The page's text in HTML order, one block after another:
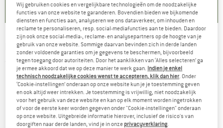
PICTURE -Dalaro Pants - Vrijetijdsbroek
(0)
Wij gebruiken cookies en vergelijkbare technologieën om de noodzakelijke
functies van onze website te garanderen. Bovendien bieden we bijkomende
diensten en functies aan, analyseren we ons dataverkeer, om inhouden en
reclame te personaliseren, resp. social-mediafuncties aan te bieden. Daardoor
zijn ook onze social-media-, reclame- en analysepartners op de hoogte van je
gebruik van onze website. Sommige daarvan bevinden zich in derde landen
zonder voldoende garanties om je gegevens te beschermen, bijvoorbeeld
tegen toegang door autoriteiten. Door het aanklikken van ‘Alles selecteren’ ga
je ermee akkoord dat we op deze manier te werk gaan. Indien je enkel
technisch noodzakelijke cookies wenst te accepteren, klik dan hier. Onder
‘Cookie-instellingen’ onderaan op onze website kun je je toestemming geven
en ook altijd weer intrekken. Je toestemming is vrijwillig, niet noodzakelijk
voor het gebruik van deze website en kan op elk moment worden ingetrokken
of voor de eerste keer worden gegeven onder "Cookie-instellingen" onderaan
op onze website. Uitgebreide informatie hierover, inclusief de risico's van
doorgiften naar derde landen, vind je in onze privacyverklaring.